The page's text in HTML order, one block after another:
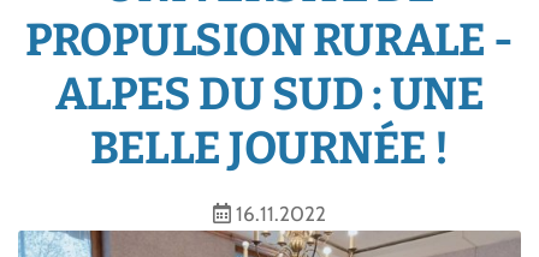
PROPULSION RURALE -
ALPES DU SUD : UNE
BELLE JOURNÉE !
16.11.2022